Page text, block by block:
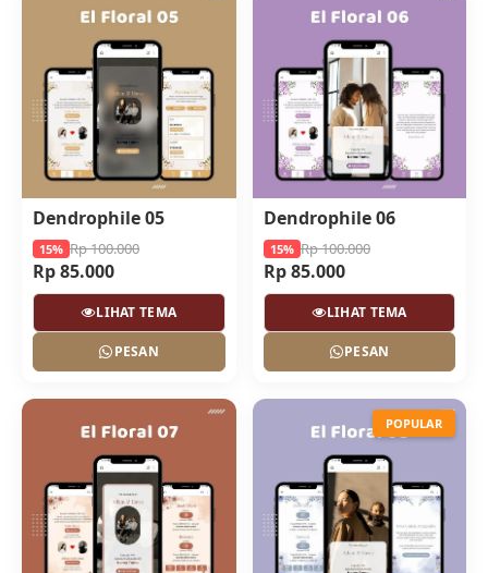
Dendrophile 05
15% Rp 100.000
Rp 85.000
LIHAT TEMA
PESAN
Dendrophile 06
15% Rp 100.000
Rp 85.000
LIHAT TEMA
PESAN
POPULAR